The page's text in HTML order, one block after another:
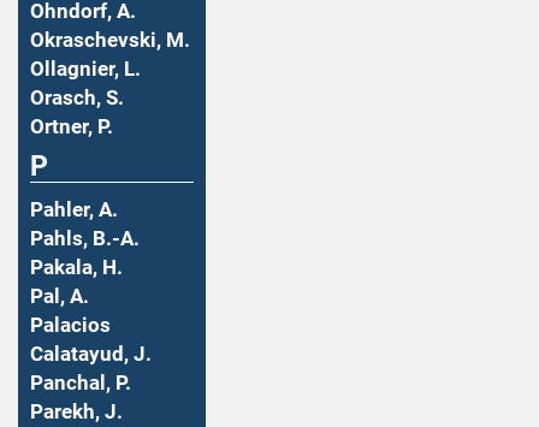
Ohndorf, A.
Okraschevski, M.
Ollagnier, L.
Orasch, S.
Ortner, P.
P
Pahler, A.
Pahls, B.-A.
Pakala, H.
Pal, A.
Palacios
Calatayud, J.
Panchal, P.
Parekh, J.